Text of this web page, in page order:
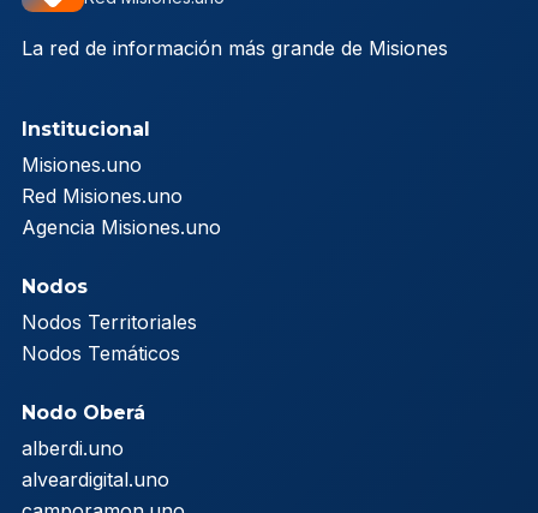
La red de información más grande de Misiones
Institucional
Misiones.uno
Red Misiones.uno
Agencia Misiones.uno
Nodos
Nodos Territoriales
Nodos Temáticos
Nodo Oberá
alberdi.uno
alveardigital.uno